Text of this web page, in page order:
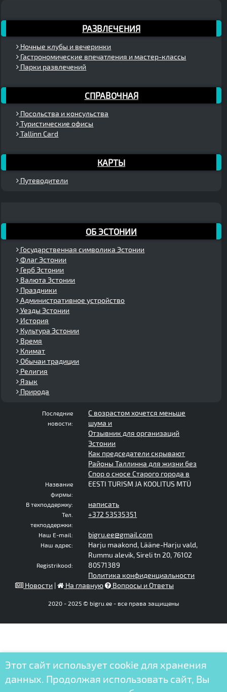
РАЗВЛЕЧЕНИЯ
Ночные клубы и вечеринки
Гастрономические впечатления и мастер-классы
Парки развлечений
СПРАВОЧНАЯ
Посольства и консульства
Туристические офисы
Tallinn Card
КАРТЫ
Путеводители
ОБ ЭСТОНИИ
Государственная символика Эстонии
Флаг Эстонии
Герб Эстонии
Валюта Эстонии
Праздники
Административное устройство
Уезды Эстонии
История
Культура Эстонии
Время
Климат
Обычаи традиции
Религия
Язык
Природа
Последние
новости:
С возрастом хочется меньше
шума и
Отзывник для организаций
Эстонии
Как председатели скрывают
Районы Таллинна для жизни без
Спор о сносе Старого города в
Название
фирмы:
EESTI TURISM JA KOOLITUS MTÜ
В техподдержку: написать
Тел.
техподдержки:
+372 53535351
Наш E-mail: bigru.ee@gmail.com
Наш адрес:
Harju maakond, Lääne-Harju vald,
Rummu alevik, Sireli tn 20, 76102
Registrikood:
80571389
Политика конфиденциальности
Новости | На главную Вопросы и Ответы
2020 - 2025 © bigru.ee - все права защищены
Этот сайт использует cookie для хранения
данных. Продолжая использовать сайт, Вы